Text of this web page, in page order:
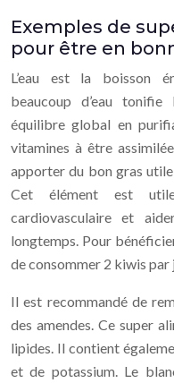
Exemples de
pour être en
L’eau est la boisson
beaucoup d’eau
équilibre global en
vitamines à être
apporter du bon gras
Cet élément est
cardiovasculaire et
longtemps. Pour
de consommer 2 kiwis par
Il est recommandé de
des amendes. Ce super
lipides. Il contient
et de potassium. Le